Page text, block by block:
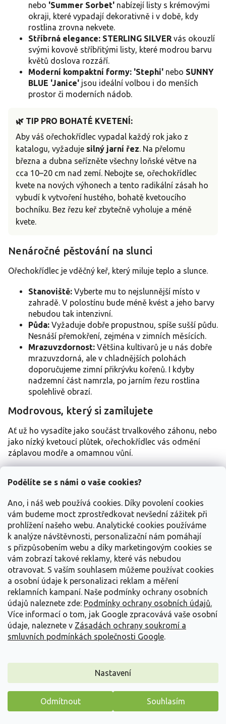
Podělíte se s námi o vaše cookies?
Ano, i náš web používá cookies. Díky povolení cookies
vám budeme moct zprostředkovat nevšední zážitek při
prohlížení našeho webu. Analytické cookies používáme
k analýze návštěvnosti, personalizační nám pomáhají
s přizpůsobením webu a díky marketingovým cookies se
vám zobrazí takové reklamy, které vás nebudou
otravovat. S vaším souhlasem můžeme používat cookies
a osobní údaje k personalizaci reklam a měření
reklamních kampaní. Naše podmínky ochrany osobních
údajů naleznete zde: Podmínky ochrany osobních údajů.
Více informací o tom, jak Google zpracovává vaše osobní
údaje, naleznete v Zásadách ochrany soukromí a
smluvních podmínkách společnosti Google.
Nastavení
Odmítnout Souhlasím
nebo 'Summer Sorbet' nabízejí listy s krémovými
okraji, které vypadají dekorativně i v době, kdy
rostlina zrovna nekvete.
Stříbrná elegance: STERLING SILVER vás okouzlí
svými kovově stříbřitými listy, které modrou barvu
květů doslova rozzáří.
Moderní kompaktní formy: 'Stephi' nebo SUNNY
BLUE 'Janice' jsou ideální volbou i do menších
prostor či moderních nádob.
🌿 TIP PRO BOHATÉ KVETENÍ:
Aby váš ořechokřídlec vypadal každý rok jako z
katalogu, vyžaduje silný jarní řez. Na přelomu
března a dubna seřízněte všechny loňské větve na
cca 10–20 cm nad zemí. Nebojte se, ořechokřídlec
kvete na nových výhonech a tento radikální zásah ho
vybudí k vytvoření hustého, bohatě kvetoucího
bochníku. Bez řezu keř zbytečně vyholuje a méně
kvete.
Nenáročné pěstování na slunci
Ořechokřídlec je vděčný keř, který miluje teplo a slunce.
Stanoviště: Vyberte mu to nejslunnější místo v
zahradě. V polostínu bude méně kvést a jeho barvy
nebudou tak intenzivní.
Půda: Vyžaduje dobře propustnou, spíše sušší půdu.
Nesnáší přemokření, zejména v zimních měsících.
Mrazuvzdornost: Většina kultivarů je u nás dobře
mrazuvzdorná, ale v chladnějších polohách
doporučujeme zimní přikrývku kořenů. I kdyby
nadzemní část namrzla, po jarním řezu rostlina
spolehlivě obrazí.
Modrovous, který si zamilujete
Ať už ho vysadíte jako součást trvalkového záhonu, nebo
jako nízký kvetoucí plůtek, ořechokřídlec vás odmění
záplavou modře a omamnou vůní.
Kontakt na prodejnu
POZOR - V LÉTĚ OMEZENY OTEVÍRACÍ
DNY PRODEJNY!
Zahradnictví Spomyšl
Spomyšl 163, 277 05 Spomyšl
216 216 019
PÁ – NE: 8:00 – 18:00
prodejna@zahradnictvi-spomysl.cz
odpovíme nejpozději do 24 hodin
Máme pro vás malý dárek